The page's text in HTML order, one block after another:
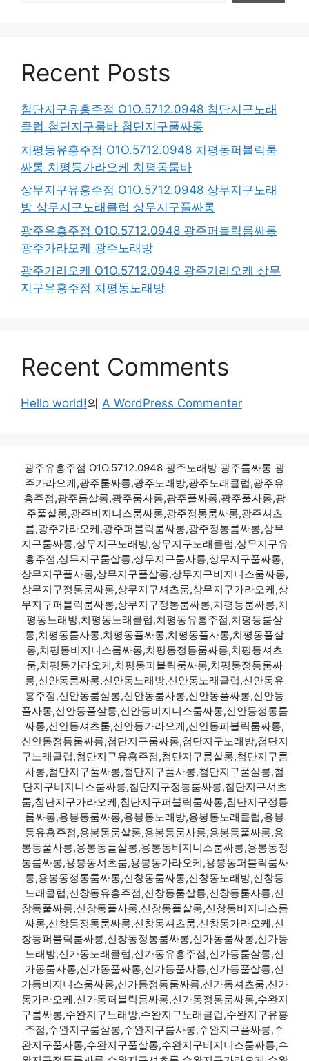
Recent Posts
첨단지구유흥주점 O1O.5712.0948 첨단지구노래
클럽 첨단지구룸바 첨단지구풀싸롱
치평동유흥주점 O1O.5712.0948 치평동퍼블릭룸
싸롱 치평동가라오케 치평동룸바
상무지구유흥주점 O1O.5712.0948 상무지구노래
방 상무지구노래클럽 상무지구풀싸롱
광주유흥주점 O1O.5712.0948 광주퍼블릭룸싸롱
광주가라오케 광주노래방
광주가라오케 O1O.5712.0948 광주가라오케 상무
지구유흥주점 치평동노래방
Recent Comments
Hello world!의 A WordPress Commenter
광주유흥주점 O1O.5712.0948 광주노래방 광주룸싸롱 광
주가라오케,광주룸싸롱,광주노래방,광주노래클럽,광주유
흥주점,광주룸살롱,광주룸사롱,광주풀싸롱,광주풀사롱,광
주풀살롱,광주비지니스룸싸롱,광주정통룸싸롱,광주셔츠
룸,광주가라오케,광주퍼블릭룸싸롱,광주정통룸싸롱,상무
지구룸싸롱,상무지구노래방,상무지구노래클럽,상무지구유
흥주점,상무지구룸살롱,상무지구룸사롱,상무지구풀싸롱,
상무지구풀사롱,상무지구풀살롱,상무지구비지니스룸싸롱,
상무지구정통룸싸롱,상무지구셔츠룸,상무지구가라오케,상
무지구퍼블릭룸싸롱,상무지구정통룸싸롱,치평동룸싸롱,치
평동노래방,치평동노래클럽,치평동유흥주점,치평동룸살
롱,치평동룸사롱,치평동풀싸롱,치평동풀사롱,치평동풀살
롱,치평동비지니스룸싸롱,치평동정통룸싸롱,치평동셔츠
룸,치평동가라오케,치평동퍼블릭룸싸롱,치평동정통룸싸
롱,신안동룸싸롱,신안동노래방,신안동노래클럽,신안동유
흥주점,신안동룸살롱,신안동룸사롱,신안동풀싸롱,신안동
풀사롱,신안동풀살롱,신안동비지니스룸싸롱,신안동정통룸
싸롱,신안동셔츠룸,신안동가라오케,신안동퍼블릭룸싸롱,
신안동정통룸싸롱,첨단지구룸싸롱,첨단지구노래방,첨단지
구노래클럽,첨단지구유흥주점,첨단지구룸살롱,첨단지구룸
사롱,첨단지구풀싸롱,첨단지구풀사롱,첨단지구풀살롱,첨
단지구비지니스룸싸롱,첨단지구정통룸싸롱,첨단지구셔츠
룸,첨단지구가라오케,첨단지구퍼블릭룸싸롱,첨단지구정통
룸싸롱,용봉동룸싸롱,용봉동노래방,용봉동노래클럽,용봉
동유흥주점,용봉동룸살롱,용봉동룸사롱,용봉동풀싸롱,용
봉동풀사롱,용봉동풀살롱,용봉동비지니스룸싸롱,용봉동정
통룸싸롱,용봉동셔츠룸,용봉동가라오케,용봉동퍼블릭룸싸
롱,용봉동정통룸싸롱,신창동룸싸롱,신창동노래방,신창동
노래클럽,신창동유흥주점,신창동룸살롱,신창동룸사롱,신
창동풀싸롱,신창동풀사롱,신창동풀살롱,신창동비지니스룸
싸롱,신창동정통룸싸롱,신창동셔츠룸,신창동가라오케,신
창동퍼블릭룸싸롱,신창동정통룸싸롱,신가동룸싸롱,신가동
노래방,신가동노래클럽,신가동유흥주점,신가동룸살롱,신
가동룸사롱,신가동풀싸롱,신가동풀사롱,신가동풀살롱,신
가동비지니스룸싸롱,신가동정통룸싸롱,신가동셔츠룸,신가
동가라오케,신가동퍼블릭룸싸롱,신가동정통룸싸롱,수완지
구룸싸롱,수완지구노래방,수완지구노래클럽,수완지구유흥
주점,수완지구룸살롱,수완지구룸사롱,수완지구풀싸롱,수
완지구풀사롱,수완지구풀살롱,수완지구비지니스룸싸롱,수